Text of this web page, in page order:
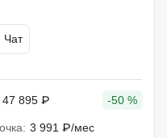
Чат
47 895 ₽ -50 %
3 991 ₽/мес